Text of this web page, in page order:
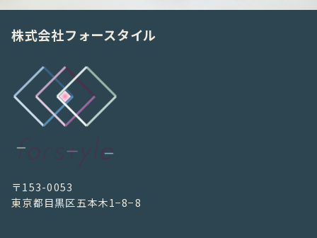
株式会社フォースタイル
〒153-0053
東京都目黒区五本木1−8−8